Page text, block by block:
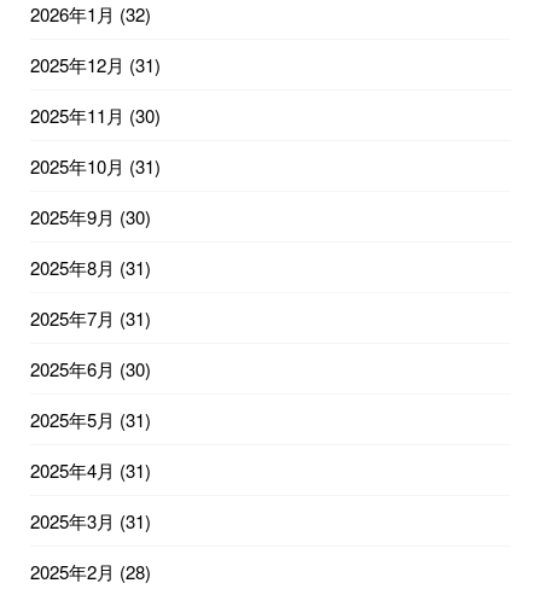
2026年1月 (32)
2025年12月 (31)
2025年11月 (30)
2025年10月 (31)
2025年9月 (30)
2025年8月 (31)
2025年7月 (31)
2025年6月 (30)
2025年5月 (31)
2025年4月 (31)
2025年3月 (31)
2025年2月 (28)